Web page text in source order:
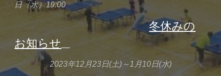
日（水）19:00
冬休みの
お知らせ
2023年12月23日(土)～1月10日(水)